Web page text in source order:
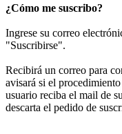
¿Cómo me suscribo?
Ingrese su correo
"Suscribirse".
Recibirá un correo para
avisará si el
usuario reciba el mail de
descarta el pedido de